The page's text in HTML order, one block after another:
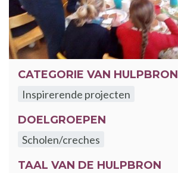
CATEGORIE VAN HULPBRON
Inspirerende projecten
DOELGROEPEN
Scholen/creches
TAAL VAN DE HULPBRON